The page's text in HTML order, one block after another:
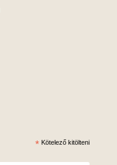
* Kötelező kitölteni